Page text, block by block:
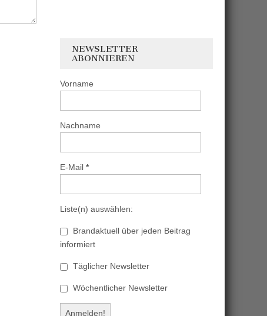
NEWSLETTER
ABONNIEREN
Vorname
Nachname
E-Mail *
Liste(n) auswählen:
Brandaktuell über jeden Beitrag
informiert
Täglicher Newsletter
Wöchentlicher Newsletter